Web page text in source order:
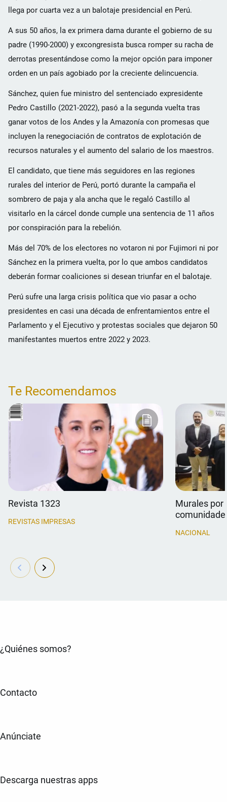
llega por cuarta vez a un balotaje presidencial en Perú.
A sus 50 años, la ex primera dama durante el gobierno de su
padre (1990-2000) y excongresista busca romper su racha de
derrotas presentándose como la mejor opción para imponer
orden en un país agobiado por la creciente delincuencia.
Sánchez, quien fue ministro del sentenciado expresidente
Pedro Castillo (2021-2022), pasó a la segunda vuelta tras
ganar votos de los Andes y la Amazonía con promesas que
incluyen la renegociación de contratos de explotación de
recursos naturales y el aumento del salario de los maestros.
El candidato, que tiene más seguidores en las regiones
rurales del interior de Perú, portó durante la campaña el
sombrero de paja y ala ancha que le regaló Castillo al
visitarlo en la cárcel donde cumple una sentencia de 11 años
por conspiración para la rebelión.
Más del 70% de los electores no votaron ni por Fujimori ni por
Sánchez en la primera vuelta, por lo que ambos candidatos
deberán formar coaliciones si desean triunfar en el balotaje.
Perú sufre una larga crisis política que vio pasar a ocho
presidentes en casi una década de enfrentamientos entre el
Parlamento y el Ejecutivo y protestas sociales que dejaron 50
manifestantes muertos entre 2022 y 2023.
Te Recomendamos
Revista 1323
REVISTAS IMPRESAS
Murales por
NACIONAL
¿Quiénes somos?
Contacto
Anúnciate
Descarga nuestras apps